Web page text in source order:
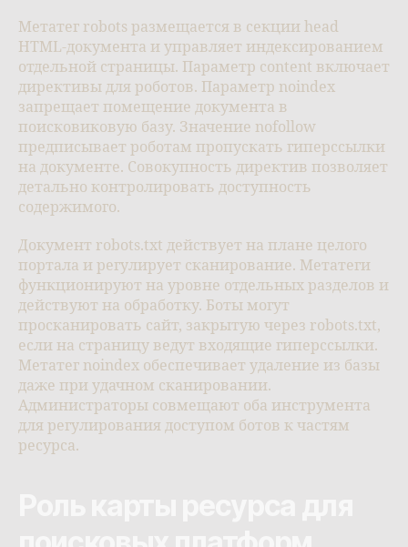
Метатег robots размещается в секции head
HTML-документа и управляет индексированием
отдельной страницы. Параметр content включает
директивы для роботов. Параметр noindex
запрещает помещение документа в
поисковиковую базу. Значение nofollow
предписывает роботам пропускать гиперссылки
на документе. Совокупность директив позволяет
детально контролировать доступность
содержимого.
Документ robots.txt действует на плане целого
портала и регулирует сканирование. Метатеги
функционируют на уровне отдельных разделов и
действуют на обработку. Боты могут
просканировать сайт, закрытую через robots.txt,
если на страницу ведут входящие гиперссылки.
Метатег noindex обеспечивает удаление из базы
даже при удачном сканировании.
Администраторы совмещают оба инструмента
для регулирования доступом ботов к частям
ресурса.